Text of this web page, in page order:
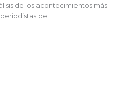
de los acontecimientos más
de